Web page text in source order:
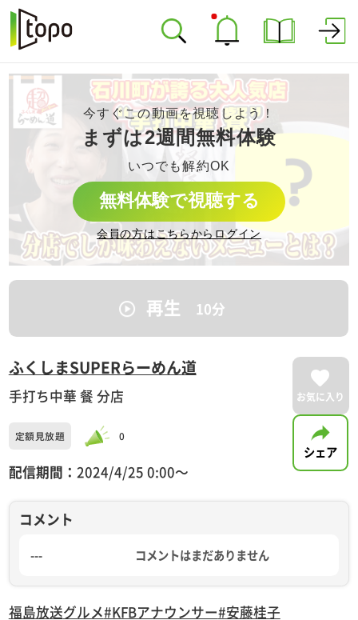
今すぐこの動画を視聴しよう！
まずは2週間無料体験
いつでも解約OK
無料体験で視聴する
会員の方はこちらからログイン
再生 10分
ふくしまSUPERらーめん道
手打ち中華 餐 分店
定額見放題 0
配信期間： 2024/4/25 0:00〜
お気に入り
シェア
コメント
--- コメントはまだありません
福島放送グルメ#KFBアナウンサー#安藤桂子